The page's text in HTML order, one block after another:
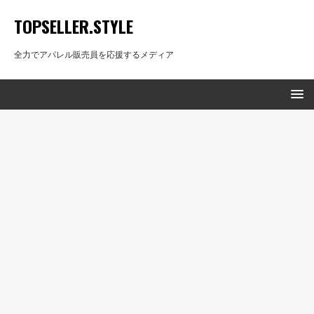
TOPSELLER.STYLE
全力でアパレル販売員を応援するメディア